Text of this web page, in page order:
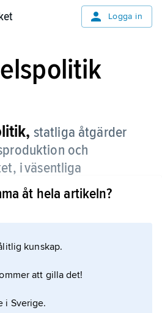
Logga in
statliga åtgärder
och
i väsentliga
som
men med större
åt hela artikeln?
kunskap.
att gilla det!
i Sverige.